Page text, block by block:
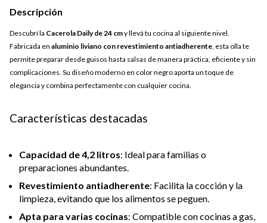
Descripción
Descubrí la Cacerola Daily de 24 cmy llevá tu cocina al siguiente nivel.
Fabricada en aluminio liviano con revestimiento antiadherente, esta olla te
permite preparar desde guisos hasta salsas de manera práctica, eficiente y sin
complicaciones. Su diseño moderno en color negro aporta un toque de
elegancia y combina perfectamente con cualquier cocina.
Características destacadas
Capacidad de 4,2 litros: Ideal para familias o
preparaciones abundantes.
Revestimiento antiadherente: Facilita la cocción y la
limpieza, evitando que los alimentos se peguen.
Apta para varias cocinas: Compatible con cocinas a gas,